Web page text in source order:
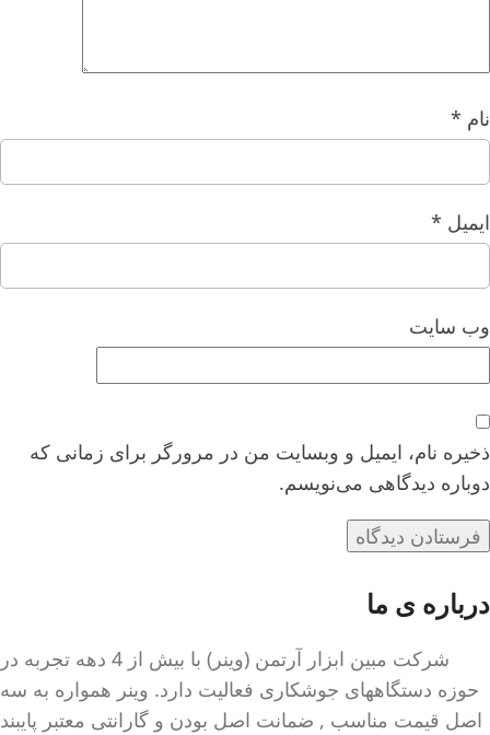
نام *
ایمیل *
وب‌ سایت
ذخیره نام، ایمیل و وبسایت من در مرورگر برای زمانی که
دوباره دیدگاهی می‌نویسم.
درباره ی ما
شرکت مبین ابزار آرتمن (وینر) با بیش از 4 دهه تجربه در
حوزه دستگاههای جوشکاری فعالیت دارد. وینر همواره به سه
اصل قیمت مناسب , ضمانت اصل بودن و گارانتی معتبر پایبند